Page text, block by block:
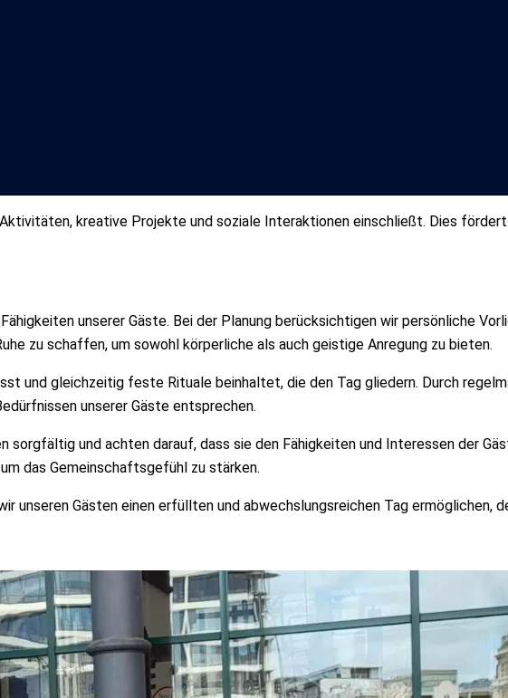
kreative Projekte und soziale Interaktionen einschließt. Dies
unserer Gäste. Bei der Planung berücksichtigen wir persönliche
zu schaffen, um sowohl körperliche als auch geistige Anregung zu bieten.
und gleichzeitig feste Rituale beinhaltet, die den Tag gliedern. Durch
unserer Gäste entsprechen.
und achten darauf, dass sie den Fähigkeiten und Interessen der
das Gemeinschaftsgefühl zu stärken.
Gästen einen erfüllten und abwechslungsreichen Tag ermöglichen,